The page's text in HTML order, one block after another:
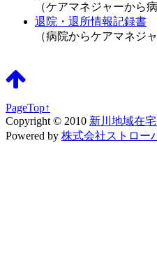
（ケアマネジャーから病
退院・退所情報記録書
（病院からケアマネジャ
PageTop↑
Copyright © 2010 新川地域在
Powered by 株式会社ストロー